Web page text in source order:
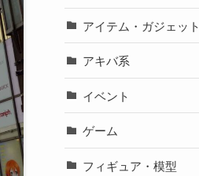
アイテム・ガジェット
アキバ系
イベント
ゲーム
フィギュア・模型